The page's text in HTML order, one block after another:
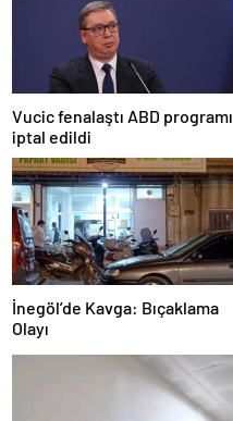
Vucic fenalaştı ABD programı
iptal edildi
İnegöl’de Kavga: Bıçaklama
Olayı